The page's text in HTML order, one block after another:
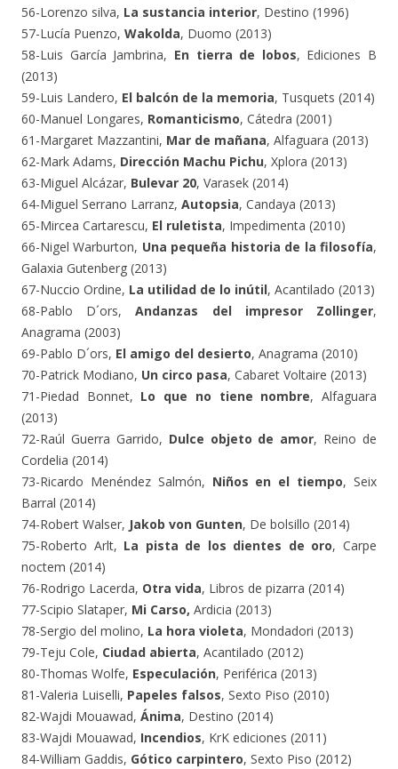
56-Lorenzo silva, La sustancia interior, Destino (1996)
57-Lucía Puenzo, Wakolda, Duomo (2013)
58-Luis García Jambrina, En tierra de lobos, Ediciones B
(2013)
59-Luis Landero, El balcón de la memoria, Tusquets (2014)
60-Manuel Longares, Romanticismo, Cátedra (2001)
61-Margaret Mazzantini, Mar de mañana, Alfaguara (2013)
62-Mark Adams, Dirección Machu Pichu, Xplora (2013)
63-Miguel Alcázar, Bulevar 20, Varasek (2014)
64-Miguel Serrano Larranz, Autopsia, Candaya (2013)
65-Mircea Cartarescu, El ruletista, Impedimenta (2010)
66-Nigel Warburton, Una pequeña historia de la filosofía,
Galaxia Gutenberg (2013)
67-Nuccio Ordine, La utilidad de lo inútil, Acantilado (2013)
68-Pablo D´ors,Andanzas del impresor Zollinger,
Anagrama (2003)
69-Pablo D´ors, El amigo del desierto, Anagrama (2010)
70-Patrick Modiano, Un circo pasa, Cabaret Voltaire (2013)
71-Piedad Bonnet, Lo que no tiene nombre, Alfaguara
(2013)
72-Raúl Guerra Garrido, Dulce objeto de amor, Reino de
Cordelia (2014)
73-Ricardo Menéndez Salmón, Niños en el tiempo, Seix
Barral (2014)
74-Robert Walser, Jakob von Gunten, De bolsillo (2014)
75-Roberto Arlt, La pista de los dientes de oro, Carpe
noctem (2014)
76-Rodrigo Lacerda, Otra vida, Libros de pizarra (2014)
77-Scipio Slataper, Mi Carso, Ardicia (2013)
78-Sergio del molino, La hora violeta, Mondadori (2013)
79-Teju Cole, Ciudad abierta, Acantilado (2012)
80-Thomas Wolfe, Especulación, Periférica (2013)
81-Valeria Luiselli, Papeles falsos, Sexto Piso (2010)
82-Wajdi Mouawad, Ánima, Destino (2014)
83-Wajdi Mouawad, Incendios, KrK ediciones (2011)
84-William Gaddis, Gótico carpintero, Sexto Piso (2012)